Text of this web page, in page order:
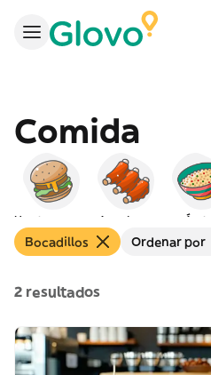
Comida
Americana Árabe
Bocadillos Ordenar por
2 resultados